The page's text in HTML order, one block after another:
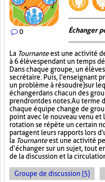
0 Échanger
La Tournanteest une activité
à 6 élèves pendant un temps
Dans chaque groupe, un élève
secrétaire. Puis, l'enseignant
un problème à résoudre) sur
échanger dans chacun des
prendront des notes. Au terme
chaque équipe change de
point avec le nouveau venu et
rotation se répète un certain
partagent leurs rapports lors
la Tournanteest une activité
d’échanger sur un sujet, tout
de la discussion et la
Groupe de discussion (5)